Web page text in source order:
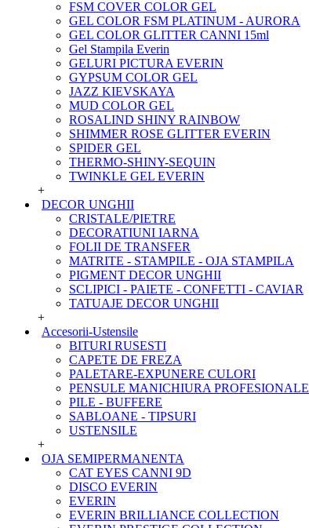
FSM COVER COLOR GEL
GEL COLOR FSM PLATINUM - AURORA
GEL COLOR GLITTER CANNI 15ml
Gel Stampila Everin
GELURI PICTURA EVERIN
GYPSUM COLOR GEL
JAZZ KIEVSKAYA
MUD COLOR GEL
ROSALIND SHINY RAINBOW
SHIMMER ROSE GLITTER EVERIN
SPIDER GEL
THERMO-SHINY-SEQUIN
TWINKLE GEL EVERIN
+
DECOR UNGHII
CRISTALE/PIETRE
DECORATIUNI IARNA
FOLII DE TRANSFER
MATRITE - STAMPILE - OJA STAMPILA
PIGMENT DECOR UNGHII
SCLIPICI - PAIETE - CONFETTI - CAVIAR
TATUAJE DECOR UNGHII
+
Accesorii-Ustensile
BITURI RUSESTI
CAPETE DE FREZA
PALETARE-EXPUNERE CULORI
PENSULE MANICHIURA PROFESIONALE
PILE - BUFFERE
SABLOANE - TIPSURI
USTENSILE
+
OJA SEMIPERMANENTA
CAT EYES CANNI 9D
DISCO EVERIN
EVERIN
EVERIN BRILLIANCE COLLECTION